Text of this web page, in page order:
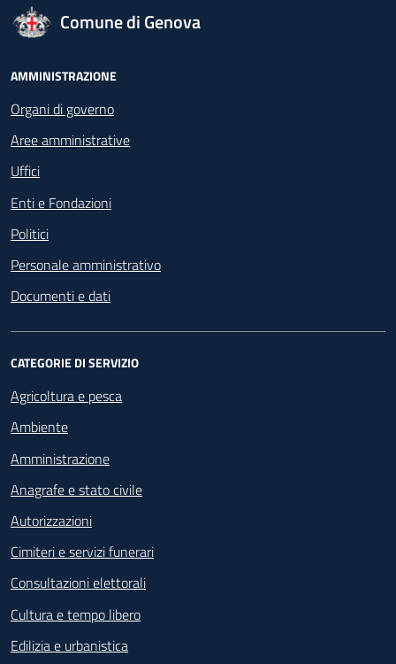
logo Unione Europea
Comune di Genova
Footer - Navigazione
AMMINISTRAZIONE
Organi di governo
Aree amministrative
Uffici
Enti e Fondazioni
Politici
Personale amministrativo
Documenti e dati
CATEGORIE DI SERVIZIO
Agricoltura e pesca
Ambiente
Amministrazione
Anagrafe e stato civile
Autorizzazioni
Cimiteri e servizi funerari
Consultazioni elettorali
Cultura e tempo libero
Edilizia e urbanistica